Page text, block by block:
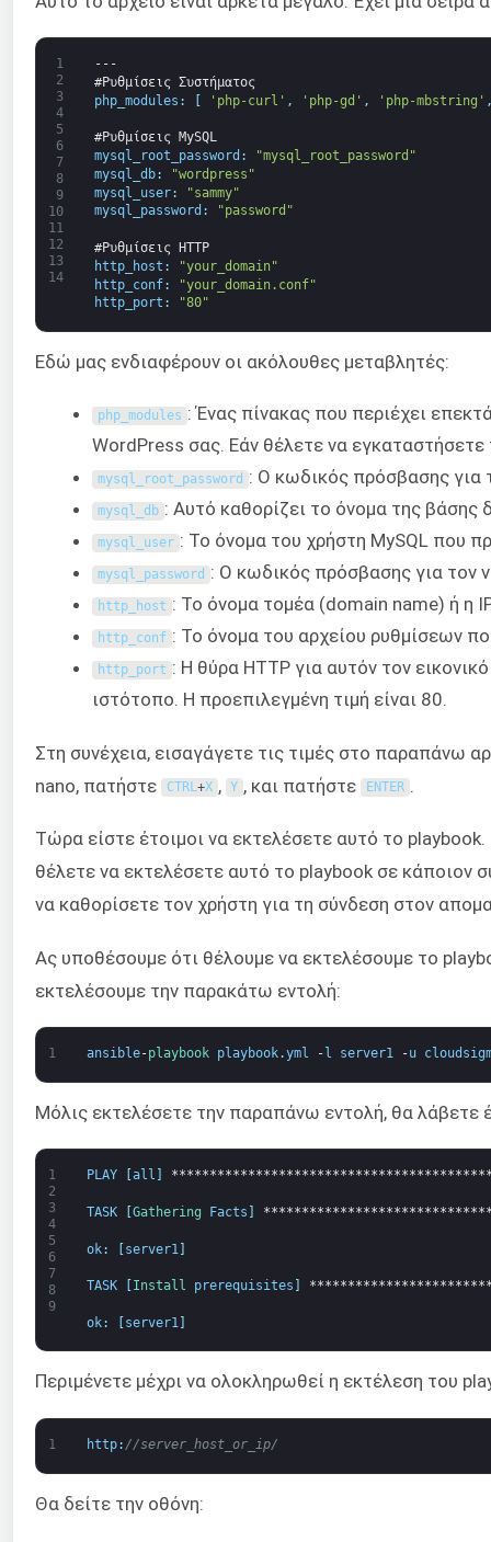
1
2
3
4
5
6
7
8
9
10
11
12
13
14
---
#Ρυθμίσεις Συστήματος
php_modules : [ 'php-curl' , 'php-gd' , 'php-mbstring'
#Ρυθμίσεις MySQL
mysql_root_password :
"mysql_root_password"
mysql_db:
"wordpress"
mysql_user:
"sammy"
mysql_password : "password"
#Ρυθμίσεις HTTP
http_host :
"your_domain"
http_conf:
"your_domain.conf"
http_port : "80"
Εδώ μας ενδιαφέρουν οι ακόλουθες μεταβλητές:
php_modules : Ένας πίνακας που περιέχει
WordPress σας. Εάν θέλετε να
mysql_root_password : Ο κωδικός πρόσβασης για
mysql_db : Αυτό καθορίζει το όνομα της βάσης
mysql_user : Το όνομα του χρήστη MySQL που
mysql_password : Ο κωδικός πρόσβασης για τον
http_host : Το όνομα τομέα (domain name) ή η
http_conf : Το όνομα του αρχείου ρυθμίσεων
http_port : Η θύρα HTTP για αυτόν τον
ιστότοπο. Η προεπιλεγμένη τιμή είναι 80.
Στη συνέχεια, εισαγάγετε τις τιμές στο παραπάνω
nano, πατήστε
CTRL+X , Y , και πατήστε ENTER .
Τώρα είστε έτοιμοι να εκτελέσετε αυτό το
θέλετε να εκτελέσετε αυτό το playbook σε κάποιον
να καθορίσετε τον χρήστη για τη σύνδεση στον
Ας υποθέσουμε ότι θέλουμε να εκτελέσουμε το
εκτελέσουμε την παρακάτω εντολή:
1 ansible-playbook playbook.yml - l server1 -u
Μόλις εκτελέσετε την παραπάνω εντολή, θα
1
2
3
4
5
6
7
8
9
PLAY all
TASK Gathering Facts
ok: [server1 ]
TASK Install prerequisites
ok: [server1 ]
Περιμένετε μέχρι να ολοκληρωθεί η εκτέλεση του
1 http: //server_host_or_ip/
Θα δείτε την οθόνη: